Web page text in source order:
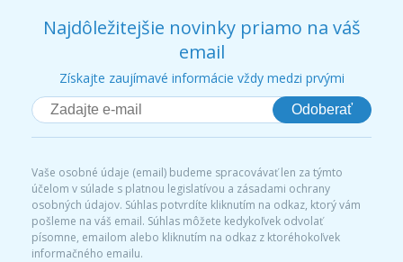
Najdôležitejšie novinky priamo na váš
email
Získajte zaujímavé informácie vždy medzi prvými
Odoberať
Vaše osobné údaje (email) budeme spracovávať len za týmto
účelom v súlade s platnou legislatívou a zásadami ochrany
osobných údajov. Súhlas potvrdíte kliknutím na odkaz, ktorý vám
pošleme na váš email. Súhlas môžete kedykoľvek odvolať
písomne, emailom alebo kliknutím na odkaz z ktoréhokoľvek
informačného emailu.